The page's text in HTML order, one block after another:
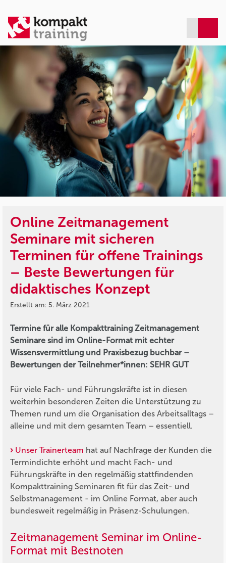
Online Zeitmanagement
Seminare mit sicheren
Terminen für offene Trainings
– Beste Bewertungen für
didaktisches Konzept
Erstellt am: 5. März 2021
Termine für alle Kompakttraining Zeitmanagement
Seminare sind im Online-Format mit echter
Wissensvermittlung und Praxisbezug buchbar –
Bewertungen der Teilnehmer*innen: SEHR GUT
Für viele Fach- und Führungskräfte ist in diesen
weiterhin besonderen Zeiten die Unterstützung zu
Themen rund um die Organisation des Arbeitsalltags –
alleine und mit dem gesamten Team – essentiell.
Unser Trainerteam hat auf Nachfrage der Kunden die
Termindichte erhöht und macht Fach- und
Führungskräfte in den regelmäßig stattfindenden
Kompakttraining Seminaren fit für das Zeit- und
Selbstmanagement - im Online Format, aber auch
bundesweit regelmäßig in Präsenz-Schulungen.
Zeitmanagement Seminar im Online-
Format mit Bestnoten